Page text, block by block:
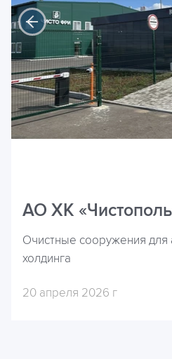
АО ХК
Очистные сооружения
холдинга
20 апреля 2026 г